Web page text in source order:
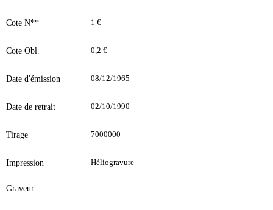
Cote N** 1 €
Cote Obl. 0,2 €
Date d'émission 08/12/1965
Date de retrait 02/10/1990
Tirage 7000000
Impression Héliogravure
Graveur